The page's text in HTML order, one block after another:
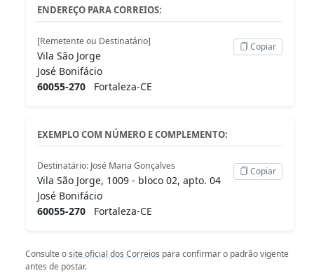
ENDEREÇO PARA CORREIOS:
[Remetente ou Destinatário]
Vila São Jorge
José Bonifácio
60055-270 Fortaleza-CE
Copiar
EXEMPLO COM NÚMERO E COMPLEMENTO:
Destinatário: José Maria Gonçalves
Vila São Jorge, 1009 - bloco 02, apto. 04
José Bonifácio
60055-270 Fortaleza-CE
Copiar
Consulte osite oficial dos Correios para confirmar o padrão vigente
antes de postar.